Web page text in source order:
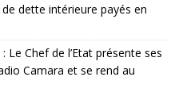
dette intérieure payés en
Chef de l’Etat présente ses
Camara et se rend au